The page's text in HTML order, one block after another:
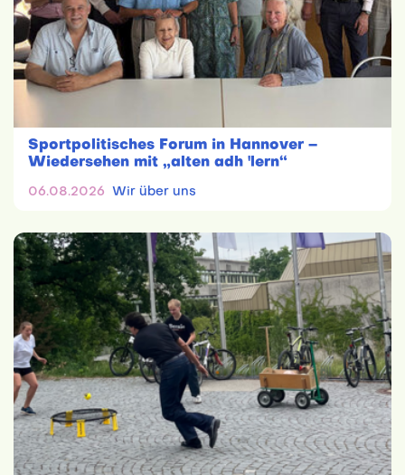
Sportpolitisches Forum in Hannover –
Wiedersehen mit „alten adh 'lern“
06.08.2026 Wir über uns